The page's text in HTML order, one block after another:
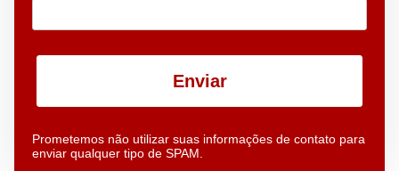
Enviar
Prometemos não utilizar suas informações de contato para
enviar qualquer tipo de SPAM.